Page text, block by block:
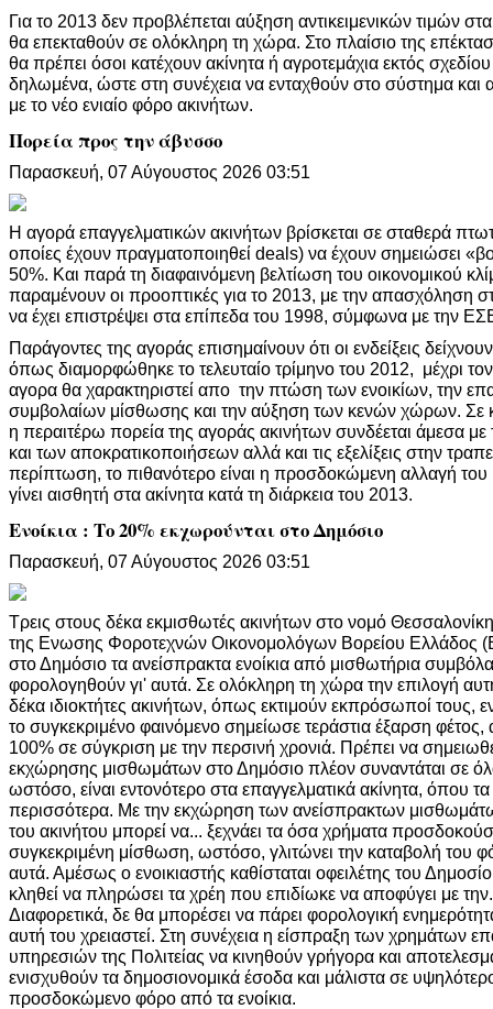
Για το 2013 δεν προβλέπεται αύξηση αντικειμενικών τιμών
θα επεκταθούν σε ολόκληρη τη χώρα. Στο πλαίσιο της
θα πρέπει όσοι κατέχουν ακίνητα ή αγροτεμάχια εκτός σχεδίου
δηλωμένα, ώστε στη συνέχεια να ενταχθούν στο σύστημα
με το νέο ενιαίο φόρο ακινήτων.
Πορεία προς την άβυσσο
Παρασκευή, 07 Αύγουστος 2026 03:51
Η αγορά επαγγελματικών ακινήτων βρίσκεται σε σταθερά
οποίες έχουν πραγματοποιηθεί deals) να έχουν σημειώσει
50%. Και παρά τη διαφαινόμενη βελτίωση του οικονομικού
παραμένουν οι προοπτικές για το 2013, με την απασχόληση
να έχει επιστρέψει στα επίπεδα του 1998, σύμφωνα με την
Παράγοντες της αγοράς επισημαίνουν ότι οι ενδείξεις
όπως διαμορφώθηκε το τελευταίο τρίμηνο του 2012, μέχρι τον
αγορα θα χαρακτηριστεί απο την πτώση των ενοικίων, την
συμβολαίων μίσθωσης και την αύξηση των κενών χώρων. Σε
η περαιτέρω πορεία της αγοράς ακινήτων συνδέεται άμεσα με
και των αποκρατικοποιήσεων αλλά και τις εξελίξεις στην
περίπτωση, το πιθανότερο είναι η προσδοκώμενη αλλαγή
γίνει αισθητή στα ακίνητα κατά τη διάρκεια του 2013.
Ενοίκια : Το 20% εκχωρούνται στο Δημόσιο
Παρασκευή, 07 Αύγουστος 2026 03:51
Τρεις στους δέκα εκμισθωτές ακινήτων στο νομό
της Ενωσης Φοροτεχνών Οικονομολόγων Βορείου Ελλάδος
στο Δημόσιο τα ανείσπρακτα ενοίκια από μισθωτήρια
φορολογηθούν γι' αυτά. Σε ολόκληρη τη χώρα την επιλογή
δέκα ιδιοκτήτες ακινήτων, όπως εκτιμούν εκπρόσωποί τους,
το συγκεκριμένο φαινόμενο σημείωσε τεράστια έξαρση
100% σε σύγκριση με την περσινή χρονιά. Πρέπει να
εκχώρησης μισθωμάτων στο Δημόσιο πλέον συναντάται σε
ωστόσο, είναι εντονότερο στα επαγγελματικά ακίνητα, όπου τα
περισσότερα. Με την εκχώρηση των ανείσπρακτων
του ακινήτου μπορεί να... ξεχνάει τα όσα χρήματα
συγκεκριμένη μίσθωση, ωστόσο, γλιτώνει την καταβολή του
αυτά. Αμέσως ο ενοικιαστής καθίσταται οφειλέτης του
κληθεί να πληρώσει τα χρέη που επιδίωκε να αποφύγει με
Διαφορετικά, δε θα μπορέσει να πάρει φορολογική
αυτή του χρειαστεί. Στη συνέχεια η είσπραξη των χρημάτων
υπηρεσιών της Πολιτείας να κινηθούν γρήγορα και
ενισχυθούν τα δημοσιονομικά έσοδα και μάλιστα σε
προσδοκώμενο φόρο από τα ενοίκια.